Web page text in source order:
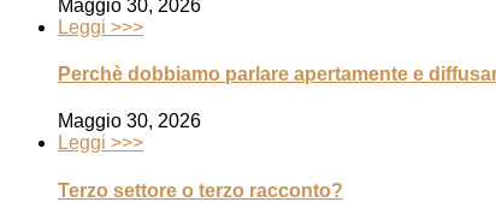
Maggio 30, 2026
Leggi >>>
Perchè dobbiamo parlare apertamente e
Maggio 30, 2026
Leggi >>>
Terzo settore o terzo racconto?